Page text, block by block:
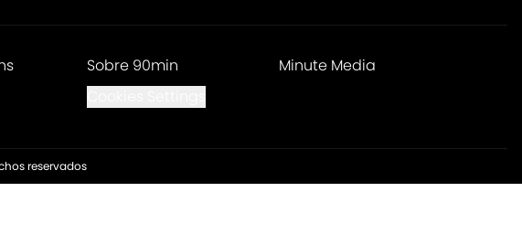
Sobre 90min
Minute Media
reservados